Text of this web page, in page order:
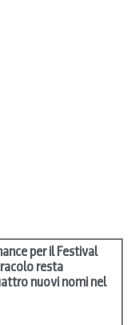
per il Festival
resta
nuovi nomi nel